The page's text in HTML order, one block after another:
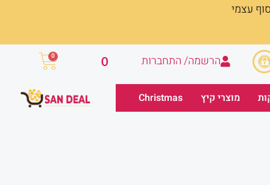
עצמי
הרשמה/ התחברות 0
0
עגלת
מוצרי קיץ Christmas